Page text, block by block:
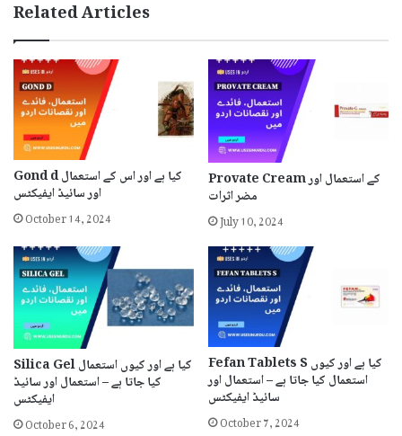
Related Articles
Gond d کیا ہے اور اس کے استعمال
اور سائیڈ ایفیکٹس
October 14, 2024
Provate Cream کے استعمال اور
مضر اثرات
July 10, 2024
Silica Gel کیا ہے اور کیوں استعمال
کیا جاتا ہے – استعمال اور سائیڈ
ایفیکٹس
October 6, 2024
Fefan Tablets S کیا ہے اور کیوں
استعمال کیا جاتا ہے – استعمال اور
سائیڈ ایفیکٹس
October 7, 2024